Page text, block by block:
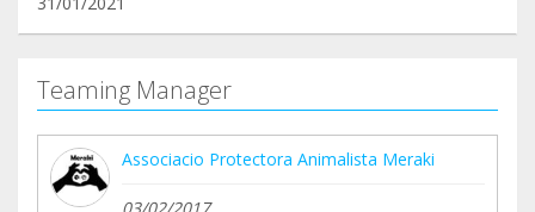
Teaming Manager
Associacio Protectora Animalista Meraki